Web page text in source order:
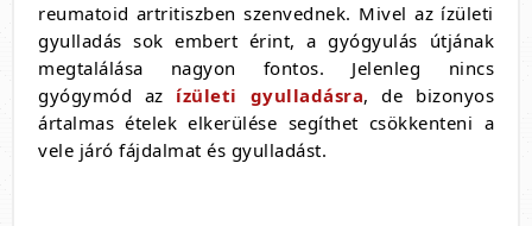
reumatoid artritiszben szenvednek. Mivel az ízületi
gyulladás sok embert érint, a gyógyulás útjának
megtalálása nagyon fontos. Jelenleg nincs
gyógymód az ízületi gyulladásra, de bizonyos
ártalmas ételek elkerülése segíthet csökkenteni a
vele járó fájdalmat és gyulladást.